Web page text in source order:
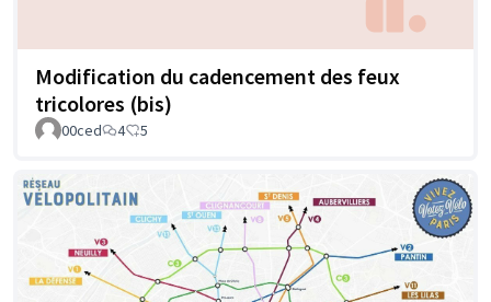
Modification du cadencement des feux
tricolores (bis)
00ced 4 5